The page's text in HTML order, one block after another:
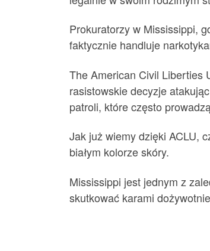
Prokuratorzy w Mississippi,
faktycznie handluje
The American Civil Liberties
rasistowskie decyzje
patroli, które często
Jak już wiemy dzięki ACLU,
białym kolorze skóry.
Mississippi jest jednym z
skutkować karami